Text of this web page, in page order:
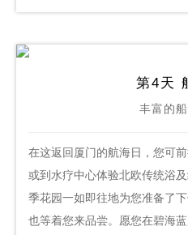
第4天
丰富的
在这返回厦门的航海日，您可
或到水疗中心体验北欧传统浴
季花园一如即往地为您准备了
也等着您来品尝。愿您在碧海